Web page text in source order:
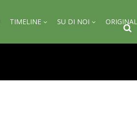
TIMELINE SU DI NOI